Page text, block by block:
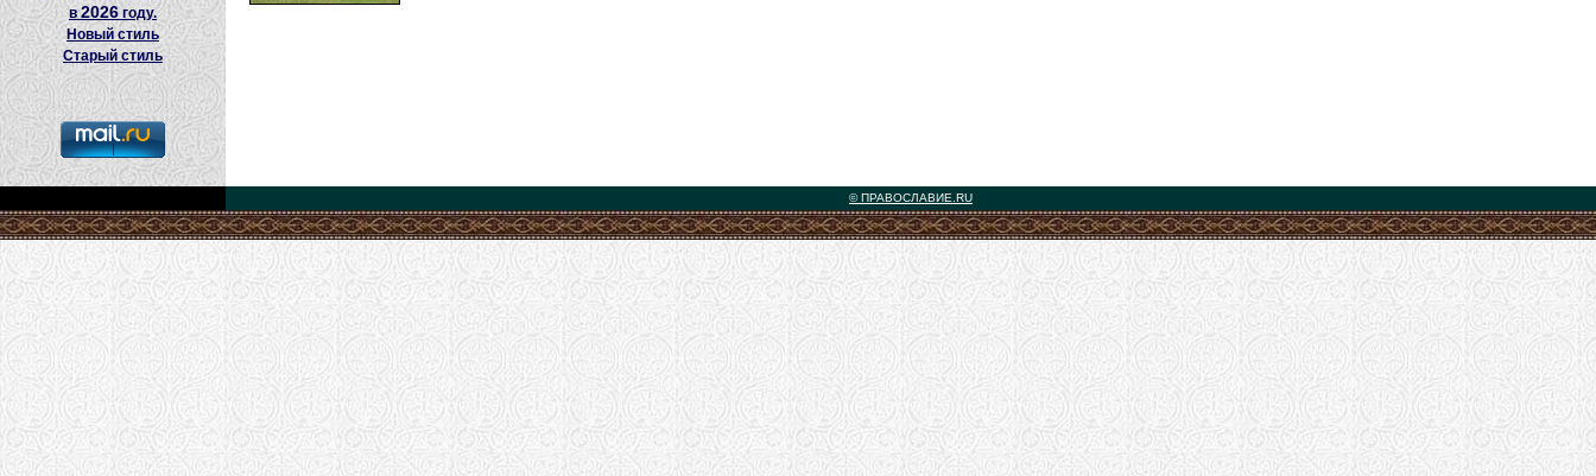
в2026 году.
Новый стиль
Старый стиль
© ПРАВОСЛАВИЕ.RU